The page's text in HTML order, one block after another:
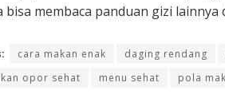
bisa membaca panduan gizi lainnya
cara makan enak daging rendang
opor sehat
menu sehat pola